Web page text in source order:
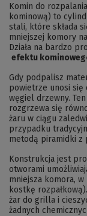
Komin do
kominową) to
stali, które składa
mniejszej komory
Działa na bardzo
efektu
Gdy podpalisz
powietrze unosi
węgiel drzewny.
rozgrzewa się
żaru w ciągu
przypadku
metodą piramidki z
Konstrukcja jest
otworami
mniejsza komora,
kostkę
żar do grilla i
żadnych